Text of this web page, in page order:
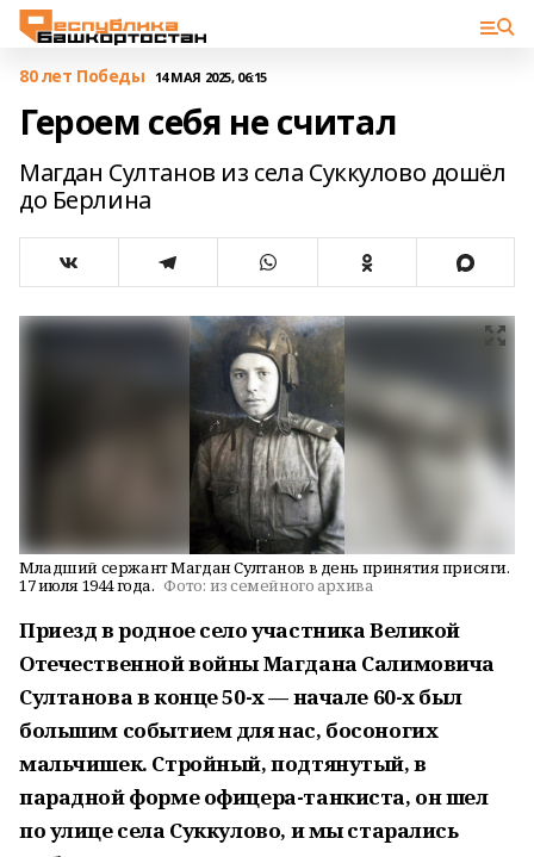
80 лет Победы 14 МАЯ 2025, 06:15
Героем себя не считал
Магдан Султанов из села Суккулово дошёл
до Берлина
Младший сержант Магдан Султанов в день принятия присяги.
17 июля 1944 года. Фото: из семейного архива
Приезд в родное село участника Великой
Отечественной войны Магдана Салимовича
Султанова в конце 50-х — начале 60-х был
большим событием для нас, босоногих
мальчишек. Стройный, подтянутый, в
парадной форме офицера-танкиста, он шел
по улице села Суккулово, и мы старались